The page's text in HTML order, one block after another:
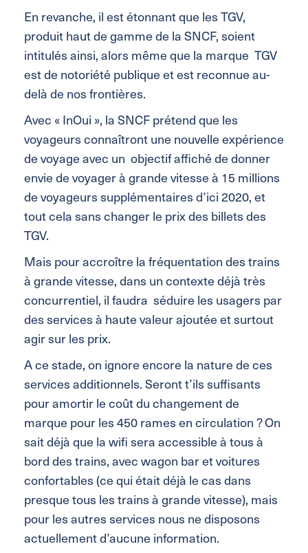
En revanche, il est étonnant que les TGV,
produit haut de gamme de la SNCF, soient
intitulés ainsi, alors même que la marque TGV
est de notoriété publique et est reconnue au-
delà de nos frontières.
Avec « InOui », la SNCF prétend que les
voyageurs connaîtront une nouvelle expérience
de voyage avec un objectif affiché de donner
envie de voyager à grande vitesse à 15 millions
de voyageurs supplémentaires d’ici 2020, et
tout cela sans changer le prix des billets des
TGV.
Mais pour accroître la fréquentation des trains
à grande vitesse, dans un contexte déjà très
concurrentiel, il faudra séduire les usagers par
des services à haute valeur ajoutée et surtout
agir sur les prix.
A ce stade, on ignore encore la nature de ces
services additionnels. Seront t’ils suffisants
pour amortir le coût du changement de
marque pour les 450 rames en circulation ? On
sait déjà que la wifi sera accessible à tous à
bord des trains, avec wagon bar et voitures
confortables (ce qui était déjà le cas dans
presque tous les trains à grande vitesse), mais
pour les autres services nous ne disposons
actuellement d’aucune information.